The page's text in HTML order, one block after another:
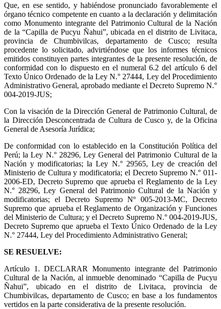
Que, en ese sentido, y habiéndose pronunciado favorablemente el
órgano técnico competente en cuanto a la declaración y delimitación
como Monumento integrante del Patrimonio Cultural de la Nación
de la “Capilla de Pucyu Ñahui”, ubicada en el distrito de Livitaca,
provincia de Chumbivilcas, departamento de Cusco; resulta
procedente lo solicitado, advirtiéndose que los informes técnicos
emitidos constituyen partes integrantes de la presente resolución, de
conformidad con lo dispuesto en el numeral 6.2 del artículo 6 del
Texto Único Ordenado de la Ley N.° 27444, Ley del Procedimiento
Administrativo General, aprobado mediante el Decreto Supremo N.°
004-2019-JUS;
Con la visación de la Dirección General de Patrimonio Cultural, de
la Dirección Desconcentrada de Cultura de Cusco y, de la Oficina
General de Asesoría Jurídica;
De conformidad con lo establecido en la Constitución Política del
Perú; la Ley N.° 28296, Ley General del Patrimonio Cultural de la
Nación y modificatorias; la Ley N.° 29565, Ley de creación del
Ministerio de Cultura y modificatoria; el Decreto Supremo N.° 011-
2006-ED, Decreto Supremo que aprueba el Reglamento de la Ley
N.° 28296, Ley General del Patrimonio Cultural de la Nación y
modificatorias; el Decreto Supremo Nº 005-2013-MC, Decreto
Supremo que aprueba el Reglamento de Organización y Funciones
del Ministerio de Cultura; y el Decreto Supremo N.° 004-2019-JUS,
Decreto Supremo que aprueba el Texto Único Ordenado de la Ley
N.° 27444, Ley del Procedimiento Administrativo General;
SE RESUELVE:
Artículo 1.DECLARAR Monumento integrante del Patrimonio
Cultural de la Nación, al inmueble denominado “Capilla de Pucyu
Ñahui”, ubicado en el distrito de Livitaca, provincia de
Chumbivilcas, departamento de Cusco; en base a los fundamentos
vertidos en la parte considerativa de la presente resolución.